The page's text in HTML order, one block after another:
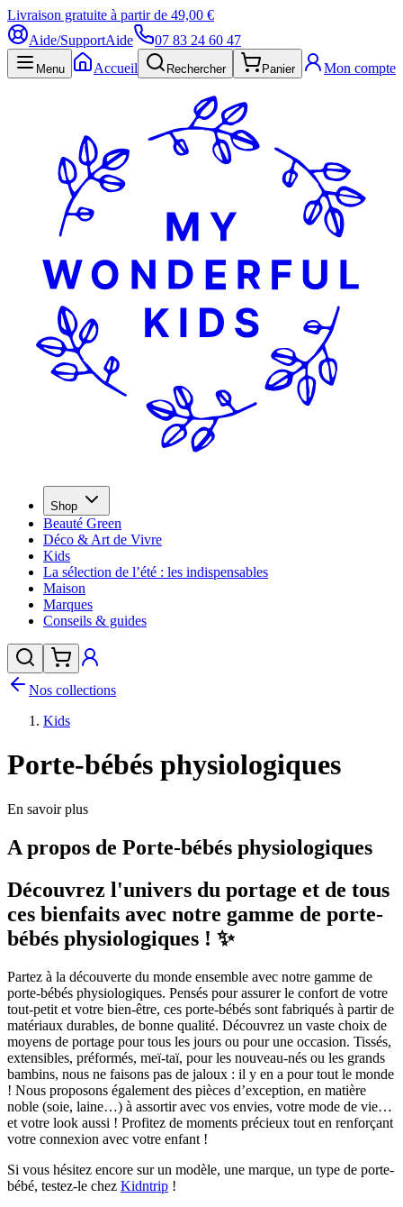
Livraison gratuite à partir de 49,00 €
Aide/SupportAide 07 83 24 60 47
Menu Accueil Rechercher Panier Mon compte
Shop
Beauté Green
Déco & Art de Vivre
Kids
La sélection de l’été : les indispensables
Maison
Marques
Conseils & guides
Nos collections
Kids
Porte-bébés physiologiques
En savoir plus
A propos de Porte-bébés physiologiques
Découvrez l'univers du portage et de tous
ces bienfaits avec notre gamme de porte-
bébés physiologiques ! ✨
Partez à la découverte du monde ensemble avec notre gamme de
porte-bébés physiologiques. Pensés pour assurer le confort de votre
tout-petit et votre bien-être, ces porte-bébés sont fabriqués à partir de
matériaux durables, de bonne qualité. Découvrez un vaste choix de
moyens de portage pour tous les jours ou pour une occasion. Tissés,
extensibles, préformés, meï-taï, pour les nouveau-nés ou les grands
bambins, nous ne faisons pas de jaloux : il y en a pour tout le monde
! Nous proposons également des pièces d’exception, en matière
noble (soie, laine…) à assortir avec vos envies, votre mode de vie…
et votre look aussi ! Profitez de moments précieux tout en renforçant
votre connexion avec votre enfant !
Si vous hésitez encore sur un modèle, une marque, un type de porte-
bébé, testez-le chez Kidntrip !